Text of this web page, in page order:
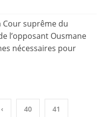
Cour suprême du
l’opposant Ousmane
nécessaires pour
‹ 40 41